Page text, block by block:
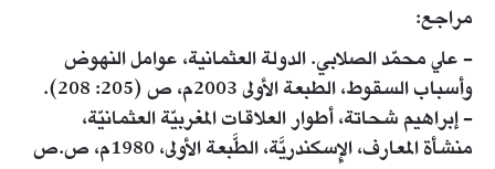
مراجع:
- علي محمّد الصلابي. الدولة العثمانية، عوامل النهوض
وأسباب السقوط، الطبعة الأولى 2003م، ص (205: 208).
- إبراهيم شحاتة، أطوار العلاقات المغربيّة العثمانيّة،
منشأة المعارف، الإِسكندريَّة، الطَّبعة الأولى، 1980م، ص.ص